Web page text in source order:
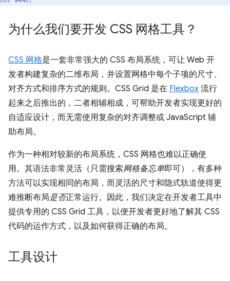
为什么我们要开发 CSS 网格工具？
CSS 网格是一套非常强大的 CSS 布局系统，可让 Web 开
发者构建复杂的二维布局，并设置网格中每个子项的尺寸、
对齐方式和排序方式的规则。CSS Grid 是在 Flexbox 流行
起来之后推出的，二者相辅相成，可帮助开发者实现更好的
自适应设计，而无需使用复杂的对齐调整或 JavaScript 辅
助布局。
作为一种相对较新的布局系统，CSS 网格也难以正确使
用。其语法非常灵活（只需搜索网格备忘单即可），有多种
方法可以实现相同的布局，而灵活的尺寸和隐式轨道使得更
难推断布局是否正常运行。 因此，我们决定在开发者工具中
提供专用的 CSS Grid 工具，以便开发者更好地了解其 CSS
代码的运作方式，以及如何获得正确的布局。
工具设计